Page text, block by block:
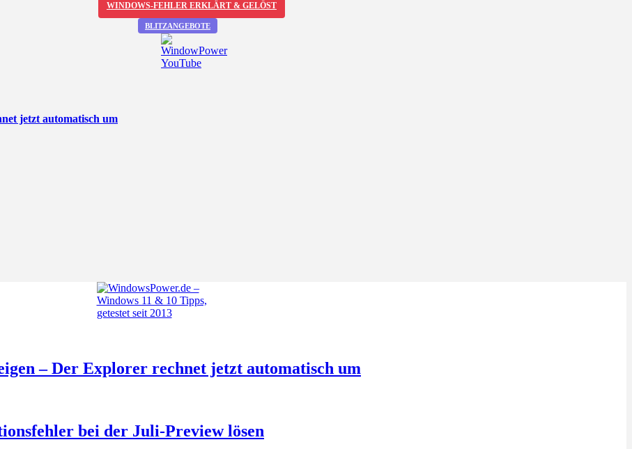
WINDOWS-FEHLER ERKLÄRT & GELÖST
BLITZANGEBOTE
jetzt automatisch um
– Der Explorer rechnet jetzt automatisch um
bei der Juli-Preview lösen